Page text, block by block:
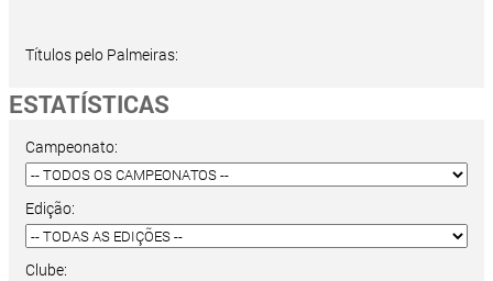
Títulos pelo Palmeiras:
ESTATÍSTICAS
Campeonato:
Edição:
Clube: